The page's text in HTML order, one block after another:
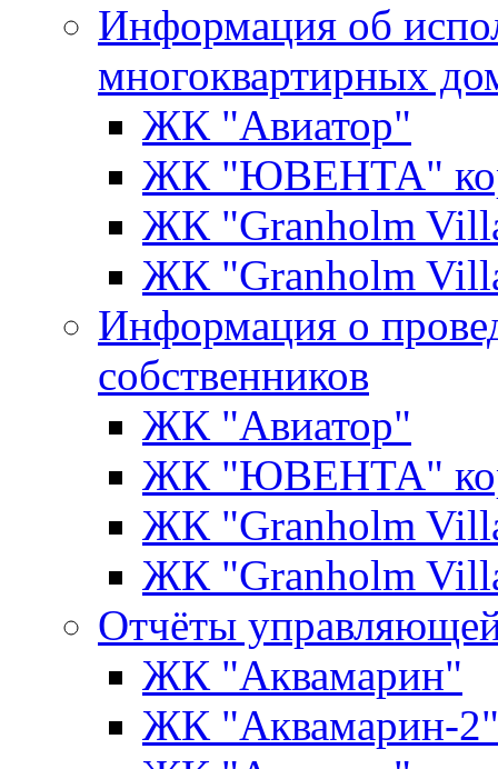
Информация об
многоквартирных
ЖК "Авиатор"
ЖК "ЮВЕНТА"
ЖК "Granholm
ЖК "Granholm
Информация о
собственников
ЖК "Авиатор"
ЖК "ЮВЕНТА"
ЖК "Granholm
ЖК "Granholm
Отчёты
ЖК "Аквамарин"
ЖК "Аквамарин-2"